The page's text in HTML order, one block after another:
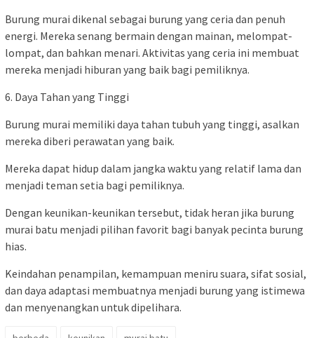
Burung murai dikenal sebagai burung yang ceria dan penuh
energi. Mereka senang bermain dengan mainan, melompat-
lompat, dan bahkan menari. Aktivitas yang ceria ini membuat
mereka menjadi hiburan yang baik bagi pemiliknya.
6. Daya Tahan yang Tinggi
Burung murai memiliki daya tahan tubuh yang tinggi, asalkan
mereka diberi perawatan yang baik.
Mereka dapat hidup dalam jangka waktu yang relatif lama dan
menjadi teman setia bagi pemiliknya.
Dengan keunikan-keunikan tersebut, tidak heran jika burung
murai batu menjadi pilihan favorit bagi banyak pecinta burung
hias.
Keindahan penampilan, kemampuan meniru suara, sifat sosial,
dan daya adaptasi membuatnya menjadi burung yang istimewa
dan menyenangkan untuk dipelihara.